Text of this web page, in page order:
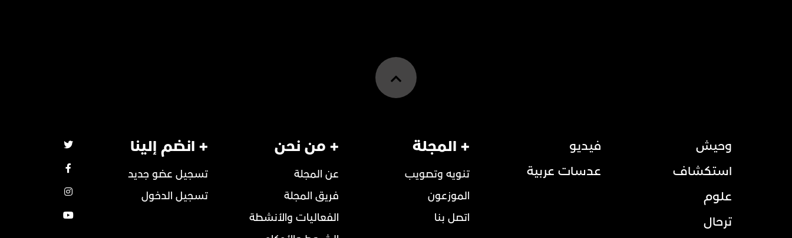
وحيش
استكشاف
علوم
ترحال
فيديو
عدسات عربية
+ المجلة
تنويه وتصويب
الموزعون
اتصل بنا
+ من نحن
عن المجلة
فريق المجلة
الفعاليات والأنشطة
+ انضم إلينا
تسجيل عضو جديد
تسجيل الدخول